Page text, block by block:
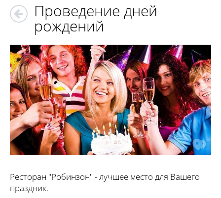
Проведение дней
рождений
Ресторан "Робинзон" - лучшее место для Вашего
праздник.